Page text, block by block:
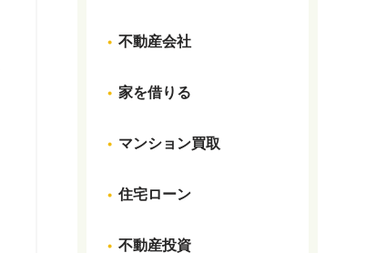
不動産会社
家を借りる
マンション買取
住宅ローン
不動産投資